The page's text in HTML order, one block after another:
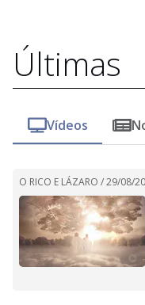
Últimas
Vídeos
O RICO E LÁZARO /29/08/